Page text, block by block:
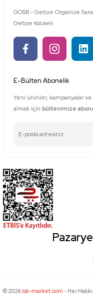
GOSB - Gebze Organize
Gebze Kocaeli
E-Bülten Abonelik
Yeni ürünler, kampanyalar ve
almak için bültenimize
© 2026 Isk-market.com - Her Hakkı